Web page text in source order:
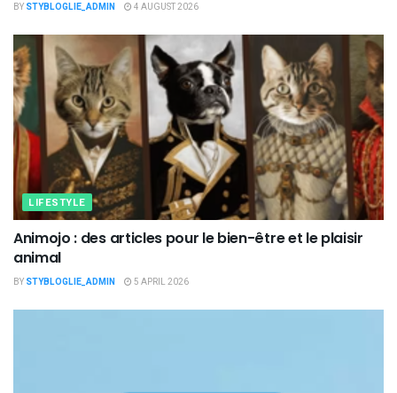
BY STYBLOGLIE_ADMIN 4 AUGUST 2026
LIFESTYLE
Animojo : des articles pour le bien-être et le plaisir
animal
BY STYBLOGLIE_ADMIN 5 APRIL 2026